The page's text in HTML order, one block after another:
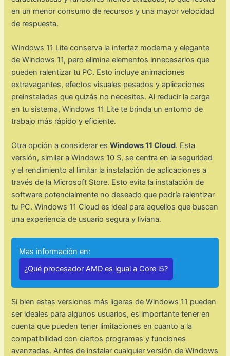
en un menor consumo de recursos y una mayor velocidad
de respuesta.
Windows 11 Lite conserva la interfaz moderna y elegante
de Windows 11, pero elimina elementos innecesarios que
pueden ralentizar tu PC. Esto incluye animaciones
extravagantes, efectos visuales pesados y aplicaciones
preinstaladas que quizás no necesites. Al reducir la carga
en tu sistema, Windows 11 Lite te brinda un entorno de
trabajo más rápido y eficiente.
Otra opción a considerar esWindows 11 Cloud. Esta
versión, similar a Windows 10 S, se centra en la seguridad
y el rendimiento al limitar la instalación de aplicaciones a
través de la Microsoft Store. Esto evita la instalación de
software potencialmente no deseado que podría ralentizar
tu PC. Windows 11 Cloud es ideal para aquellos que buscan
una experiencia de usuario segura y liviana.
Mas información en:
¿Qué procesador AMD es igual a Core i5?
Si bien estas versiones más ligeras de Windows 11 pueden
ser ideales para algunos usuarios, es importante tener en
cuenta que pueden tener limitaciones en cuanto a la
compatibilidad con ciertos programas y funciones
avanzadas. Antes de instalar cualquier versión de Windows